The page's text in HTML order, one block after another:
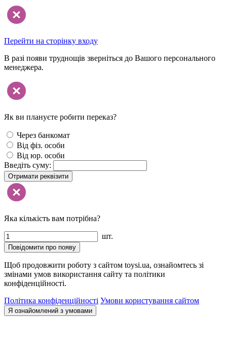
Перейти на сторінку входу
В разі появи труднощів зверніться до Вашого персонального
менеджера.
Як ви плануєте робити переказ?
Через банкомат
Від фіз. особи
Від юр. особи
Введіть суму:
Отримати реквізити
Яка кількість вам потрібна?
шт.
Повідомити про появу
Щоб продовжити роботу з сайтом toysi.ua, ознайомтесь зі
змінами умов використання сайту та політики
конфіденційності.
Політика конфіденційності Умови користування сайтом
Я ознайомлений з умовами